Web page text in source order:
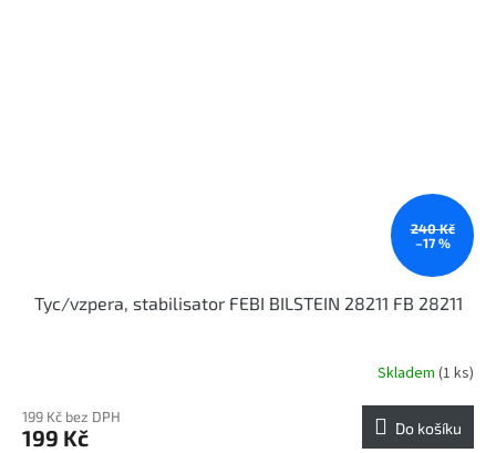
240 Kč
–17 %
Tyc/vzpera, stabilisator FEBI BILSTEIN 28211 FB 28211
Skladem (1 ks)
199 Kč bez DPH
199 Kč Do košíku